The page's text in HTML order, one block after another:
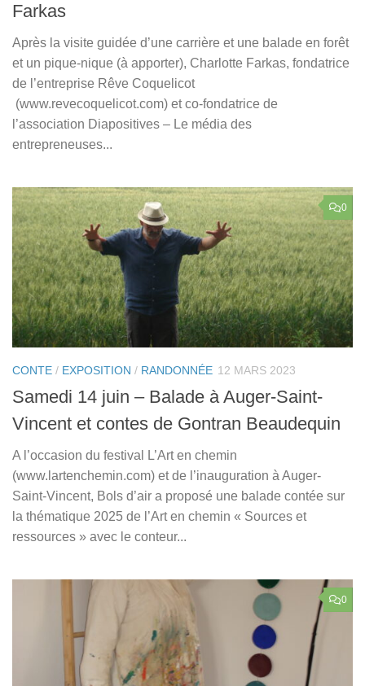
Farkas
Après la visite guidée d’une carrière et une balade en forêt
et un pique-nique (à apporter), Charlotte Farkas, fondatrice
de l’entreprise Rêve Coquelicot
(www.revecoquelicot.com) et co-fondatrice de
l’association Diapositives – Le média des
entrepreneuses...
0
CONTE / EXPOSITION / RANDONNÉE 12 MARS 2023
Samedi 14 juin – Balade à Auger-Saint-
Vincent et contes de Gontran Beaudequin
A l’occasion du festival L’Art en chemin
(www.lartenchemin.com) et de l’inauguration à Auger-
Saint-Vincent, Bols d’air a proposé une balade contée sur
la thématique 2025 de l’Art en chemin « Sources et
ressources » avec le conteur...
0